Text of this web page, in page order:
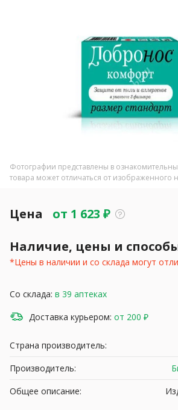
Фотографии представлены в
товара может отличаться от изображенного
Цена от 1 623 ₽
Наличие, цены и
*Цены в наличии и со склада могут
Со склада: в 39 аптеках
Доставка курьером: от 200 ₽
Страна производитель:
Производитель:
Общее описание: